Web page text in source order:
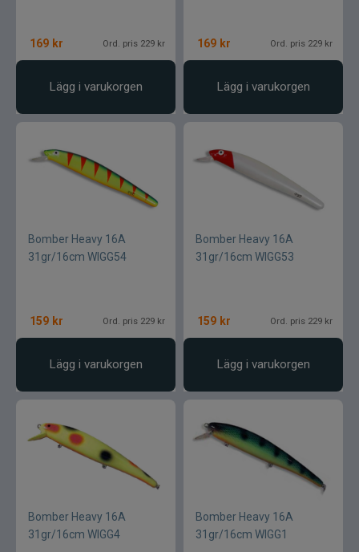
169 kr Ord. pris 229 kr
Lägg i varukorgen
169 kr Ord. pris 229 kr
Lägg i varukorgen
Bomber Heavy 16A
31gr/16cm WIGG54
159 kr Ord. pris 229 kr
Lägg i varukorgen
Bomber Heavy 16A
31gr/16cm WIGG53
159 kr Ord. pris 229 kr
Lägg i varukorgen
Bomber Heavy 16A
31gr/16cm WIGG4
Bomber Heavy 16A
31gr/16cm WIGG1